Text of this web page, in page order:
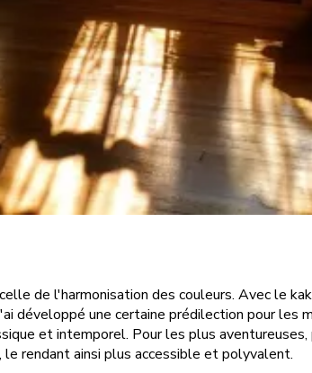
de l'harmonisation des couleurs. Avec le
développé une certaine prédilection pour les
et intemporel. Pour les plus
rendant ainsi plus accessible et polyvalent.